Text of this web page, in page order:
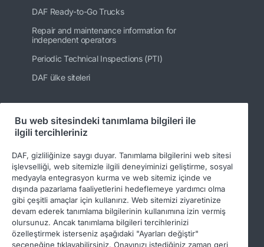
DAF Ready-to-Go Trucks
Repair and maintenance information for
independent operators
Periodic Technical Inspections (PTI)
DAF ülke siteleri
Bizi takip edin
© 2026 DAF Legal notice Privacy statement
Bu web sitesindeki tanımlama bilgileri ile
ilgili tercihleriniz
DAF, gizliliğinize saygı duyar. Tanımlama bilgilerini web sitesi
işlevselliği, web sitemizle ilgili deneyiminizi geliştirme, sosyal
medyayla entegrasyon kurma ve web sitemiz içinde ve
dışında pazarlama faaliyetlerini hedeflemeye yardımcı olma
gibi çeşitli amaçlar için kullanırız. Web sitemizi ziyaretinize
devam ederek tanımlama bilgilerinin kullanımına izin vermiş
olursunuz. Ancak tanımlama bilgileri tercihlerinizi
özelleştirmek isterseniz aşağıdaki "Ayarları değiştir"
seçeneğine tıklayabilirsiniz. Onayınızı istediğiniz zaman geri